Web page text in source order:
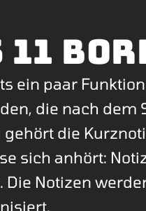
11
ein paar
die nach dem
gehört die
sich anhört:
Die Notizen